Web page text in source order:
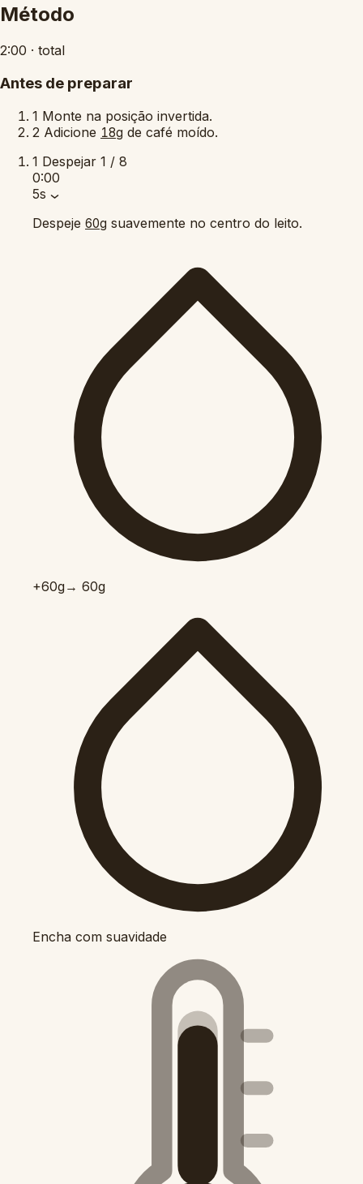
Método
2:00 · total
Antes de preparar
1 Monte na posição invertida.
2 Adicione 18g de café moído.
1 Despejar 1 / 8
0:00
5s
Despeje 60g suavemente no centro do leito.
+60g→ 60g
Encha com suavidade